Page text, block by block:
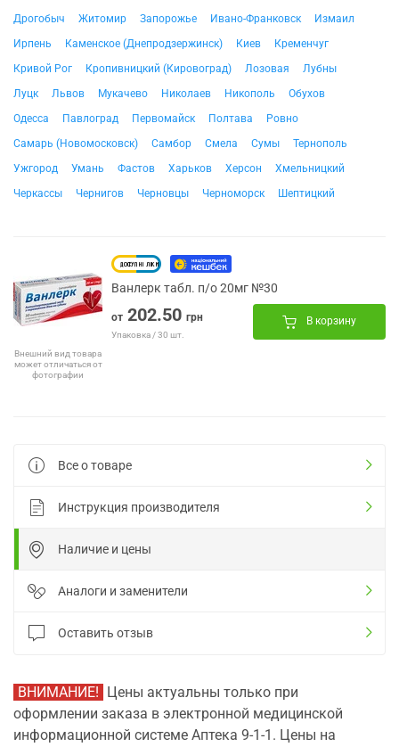
Дрогобыч
Житомир Запорожье Ивано-Франковск
Измаил
Ирпень
Каменское (Днепродзержинск) Киев
Кременчуг
Кривой Рог
Кропивницкий (Кировоград) Лозовая
Лубны
Луцк
Львов Мукачево Николаев Никополь
Обухов
Одесса
Павлоград Первомайск Полтава
Ровно
Самарь (Новомосковск)
Самбор Смела Сумы
Тернополь
Ужгород
Умань Фастов Харьков Херсон
Хмельницкий
Черкассы
Чернигов Черновцы Черноморск Шептицкий
Внешний вид товара
может отличаться от
фотографии
Ванлерк табл. п/о 20мг №30
от 202.50 грн
Упаковка / 30 шт.
В корзину
Все о товаре
Инструкция производителя
Наличие и цены
Аналоги и заменители
Оставить отзыв
ВНИМАНИЕ! Цены актуальны только при
оформлении заказа в электронной медицинской
информационной системе Аптека 9-1-1. Цены на